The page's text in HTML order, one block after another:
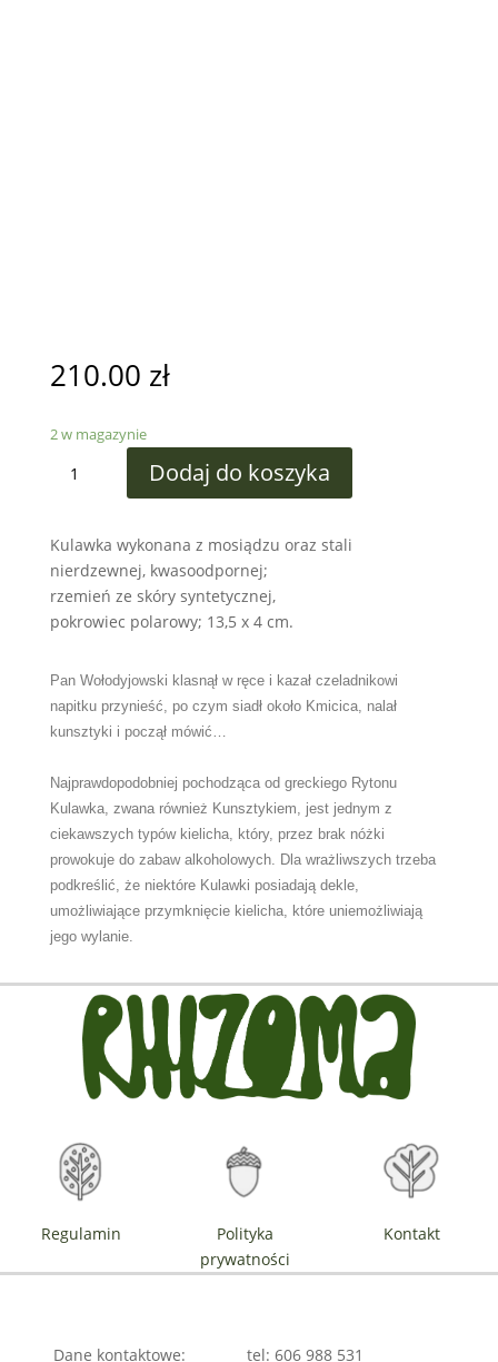
210.00 zł
2 w magazynie
Kulawka
Dodaj do koszyka
Kulawka wykonana z mosiądzu oraz stali
nierdzewnej, kwasoodpornej;
rzemień ze skóry syntetycznej,
pokrowiec polarowy; 13,5 x 4 cm.
Pan Wołodyjowski klasnął w ręce i kazał czeladnikowi
napitku przynieść, po czym siadł około Kmicica, nalał
kunsztyki i począł mówić…
Najprawdopodobniej pochodząca od greckiego Rytonu
Kulawka, zwana również Kunsztykiem, jest jednym z
ciekawszych typów kielicha, który, przez brak nóżki
prowokuje do zabaw alkoholowych. Dla wrażliwszych trzeba
podkreślić, że niektóre Kulawki posiadają dekle,
umożliwiające przymknięcie kielicha, które uniemożliwiają
jego wylanie.
Regulamin
Polityka
prywatności
Kontakt
Dane kontaktowe: tel: 606 988 531